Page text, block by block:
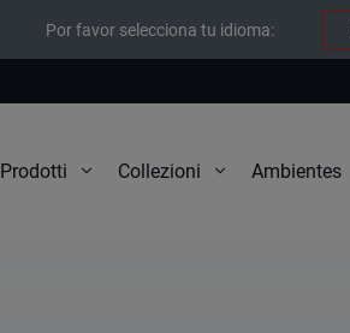
Por favor selecciona tu idioma:
Prodotti Collezioni Ambientes